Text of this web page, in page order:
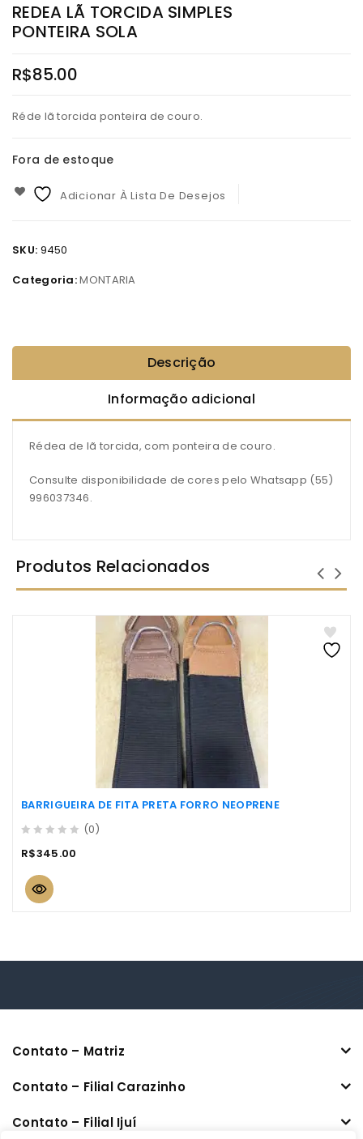
REDEA LÃ TORCIDA SIMPLES
PONTEIRA SOLA
R$85.00
Réde lã torcida ponteira de couro.
Fora de estoque
Adicionar À Lista De Desejos
SKU: 9450
Categoria:MONTARIA
Descrição
Informação adicional
Rédea de lã torcida, com ponteira de couro.
Consulte disponibilidade de cores pelo Whatsapp (55)
996037346.
Produtos Relacionados
BARRIGUEIRA DE FITA PRETA FORRO NEOPRENE
out
5
(0)
R$345.00
Contato – Matriz
Contato – Filial Carazinho
Contato – Filial Ijuí